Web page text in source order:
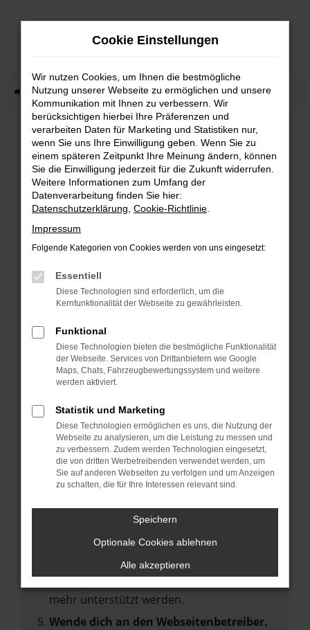
Zum
Startseite Fahrzeugangebote Fahrzeug-Showroom
Fehler: Network Error
Beim Laden ist ein Fehler aufgetreten.
Hier sind ein paar Tipps, die dir helfen können:
Internetverbindung.
Laden andere Webseiten, zum Beispiel
Prüfe deine Browsererweiterungen.
Manche Erweiterungen, wie Werbeblocker,
können das Laden bestimmter Seiten
verhindern. Funktioniert die Seite in einem
anderen Browser oder in einem privaten
Fenster?
Starte dein Gerät neu.
Das kann manchmal helfen,
vorübergehende Probleme zu beheben.
Betriebssystem auf dem neuesten Stand
Veraltete Software birgt nicht nur ein
Sicherheitsrisiko, sondern kann auch dazu
mehr unterstützt werden.
Wende dich an den Webseitenbetreiber.
Cookie Einstellungen
Wir nutzen Cookies, um Ihnen die bestmögliche
Nutzung unserer Webseite zu ermöglichen und unsere
Kommunikation mit Ihnen zu verbessern. Wir
berücksichtigen hierbei Ihre Präferenzen und
verarbeiten Daten für Marketing und Statistiken nur,
wenn Sie uns Ihre Einwilligung geben. Wenn Sie zu
einem späteren Zeitpunkt Ihre Meinung ändern, können
Sie die Einwilligung jederzeit für die Zukunft widerrufen.
Weitere Informationen zum Umfang der
Datenverarbeitung finden Sie hier:
Datenschutzerklärung Cookie-Richtlinie
Impressum
Folgende Kategorien von Cookies werden von uns eingesetzt:
Essentiell
Diese Technologien sind erforderlich, um die
Kernfunktionalität der Webseite zu gewährleisten.
Funktional
Diese Technologien bieten die bestmögliche Funktionalität
der Webseite. Services von Drittanbietern wie Google
Maps, Chats, Fahrzeugbewertungssystem und weitere
werden aktiviert.
Statistik und Marketing
Diese Technologien ermöglichen es uns, die Nutzung der
Webseite zu analysieren, um die Leistung zu messen und
zu verbessern. Zudem werden Technologien eingesetzt,
die von dritten Werbetreibenden verwendet werden, um
Sie auf anderen Webseiten zu verfolgen und um Anzeigen
zu schalten, die für Ihre Interessen relevant sind.
Speichern
Optionale Cookies ablehnen
Alle akzeptieren